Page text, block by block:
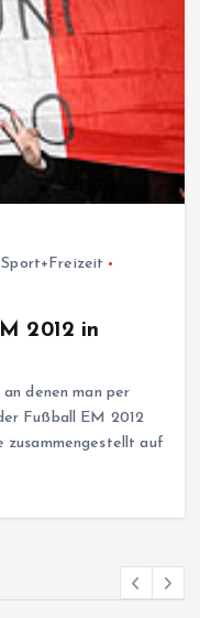
Sport+Freizeit
2012 in
denen man per
Fußball EM 2012
zusammengestellt auf